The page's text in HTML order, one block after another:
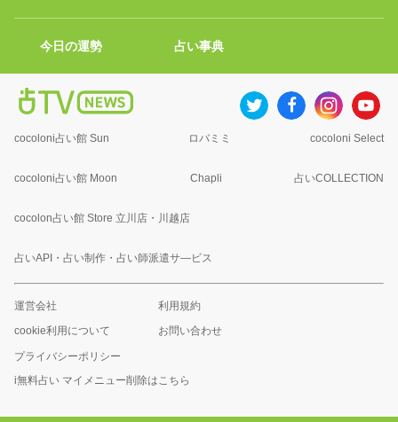
今日の運勢 占い事典
cocoloni占い館 Sun ロバミミ cocoloni Select
cocoloni占い館 Moon Chapli 占いCOLLECTION
cocolon占い館 Store 立川店・川越店
占いAPI・占い制作・占い師派遣サ―ビス
運営会社 利用規約
cookie利用について お問い合わせ
プライバシーポリシー
i無料占い マイメニュー削除はこちら